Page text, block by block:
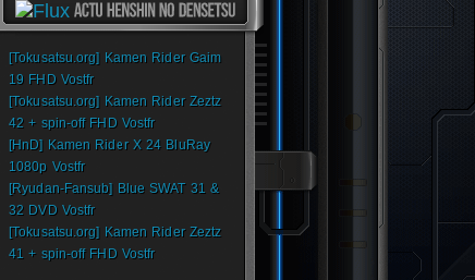
[Tokusatsu.org] Kamen Rider Gaim
19 FHD Vostfr
[Tokusatsu.org] Kamen Rider Zeztz
42 + spin-off FHD Vostfr
[HnD] Kamen Rider X 24 BluRay
1080p Vostfr
[Ryudan-Fansub] Blue SWAT 31 &
32 DVD Vostfr
[Tokusatsu.org] Kamen Rider Zeztz
41 + spin-off FHD Vostfr